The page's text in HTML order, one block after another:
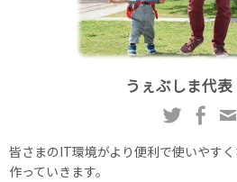
うぇぶしま代
皆さまのIT環境がより便利で使いやす
作っていきます。